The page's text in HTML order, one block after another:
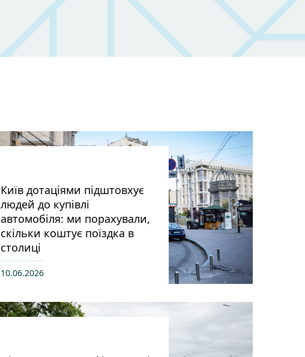
Київ дотаціями підштовхує
людей до купівлі
автомобіля: ми порахували,
скільки коштує поїздка в
столиці
10.06.2026